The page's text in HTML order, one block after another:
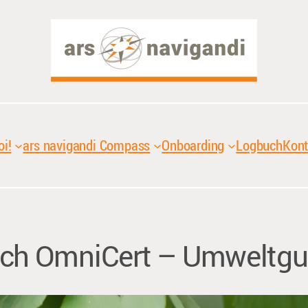
ars navigandi Compass Onboarding Logbuch
OmniCert –